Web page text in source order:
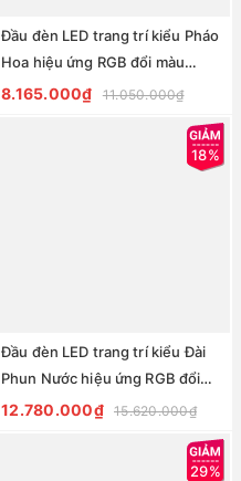
Đầu đèn LED trang trí kiểu Pháo
Hoa hiệu ứng RGB đổi màu
250W 36 đầu ống H1300 D2000
8.165.000₫ 11.050.000₫
18%
Đầu đèn LED trang trí kiểu Đài
Phun Nước hiệu ứng RGB đổi
màu 300W với 35 đầu ống dài
12.780.000₫ 15.620.000₫
29%